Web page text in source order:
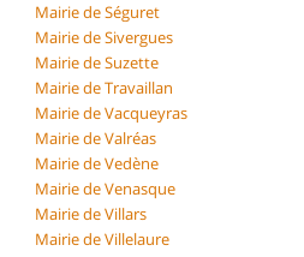
Mairie de Séguret
Mairie de Sivergues
Mairie de Suzette
Mairie de Travaillan
Mairie de Vacqueyras
Mairie de Valréas
Mairie de Vedène
Mairie de Venasque
Mairie de Villars
Mairie de Villelaure